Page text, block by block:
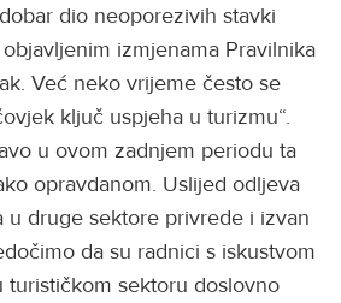
dio neoporezivih stavki
izmjenama Pravilnika
Već neko vrijeme često se
ključ uspjeha u turizmu“.
u ovom zadnjem periodu ta
opravdanom. Uslijed odljeva
u druge sektore privrede i izvan
da su radnici s iskustvom
turističkom sektoru doslovno